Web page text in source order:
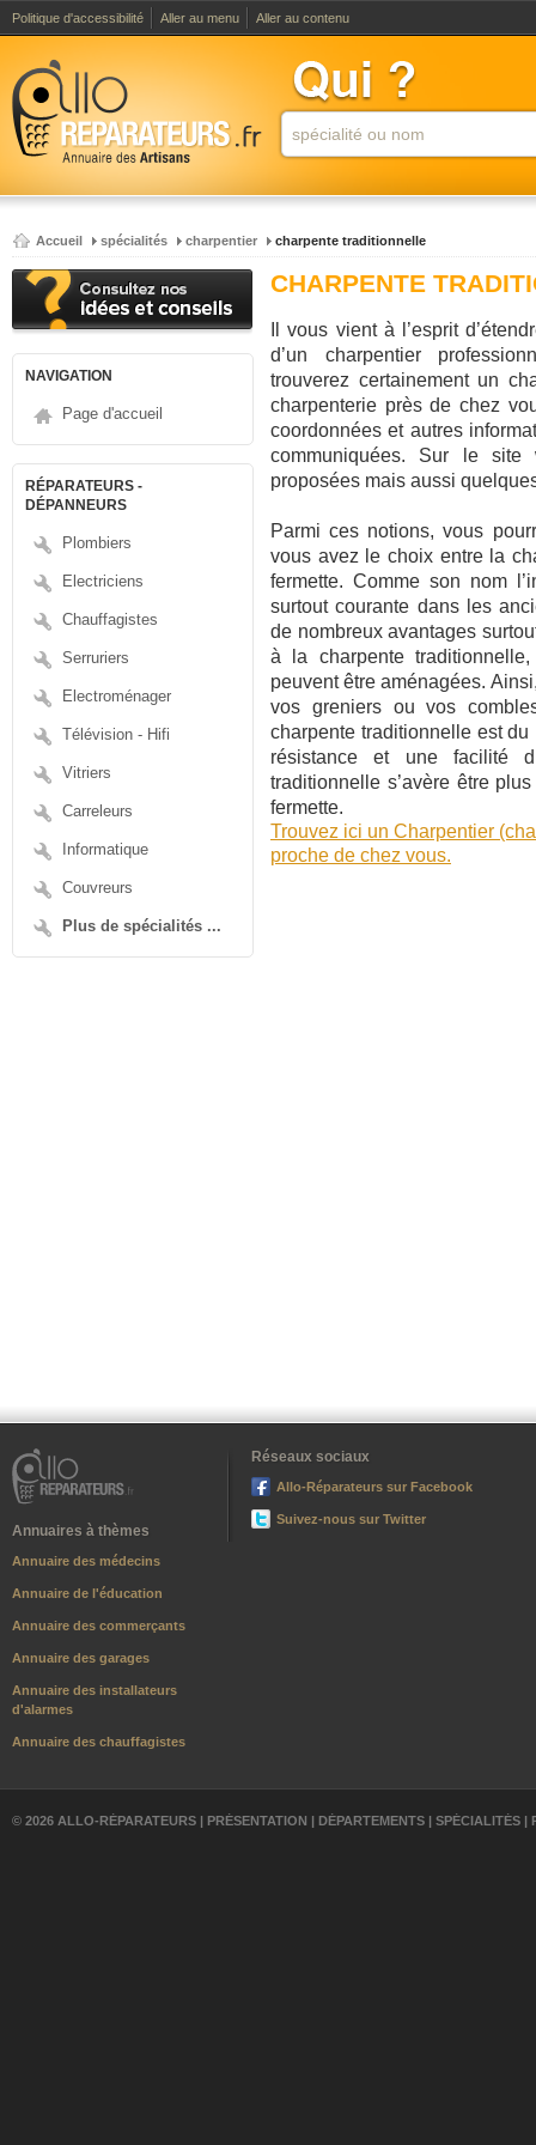
Politique d'accessibilité Aller au menu Aller au contenu
Accueil spécialités charpentier charpente traditionnelle
NAVIGATION
Page d'accueil
RÉPARATEURS -
DÉPANNEURS
Plombiers
Electriciens
Chauffagistes
Serruriers
Electroménager
Télévision - Hifi
Vitriers
Carreleurs
Informatique
Couvreurs
Plus de spécialités ...
CHARPENTE
Il vous vient à l’esprit
d’un charpentier
trouverez certainement un
charpenterie près de chez
coordonnées et autres
communiquées. Sur le site
proposées mais aussi
Parmi ces notions, vous
vous avez le choix entre la
fermette. Comme son nom
surtout courante dans les
de nombreux avantages
à la charpente
peuvent être aménagées.
vos greniers ou vos
charpente traditionnelle est
résistance et une facilité
traditionnelle s’avère être
fermette.
Trouvez ici un Charpentier
proche de chez vous.
Annuaires à thèmes
Annuaire des médecins
Annuaire de l'éducation
Annuaire des commerçants
Annuaire des garages
Annuaire des installateurs
d'alarmes
Annuaire des chauffagistes
Réseaux sociaux
Allo-Réparateurs sur Facebook
Suivez-nous sur Twitter
© 2026 ALLO-RÉPARATEURS | PRÉSENTATION | DÉPARTEMENTS | SPÉCIALITÉS |